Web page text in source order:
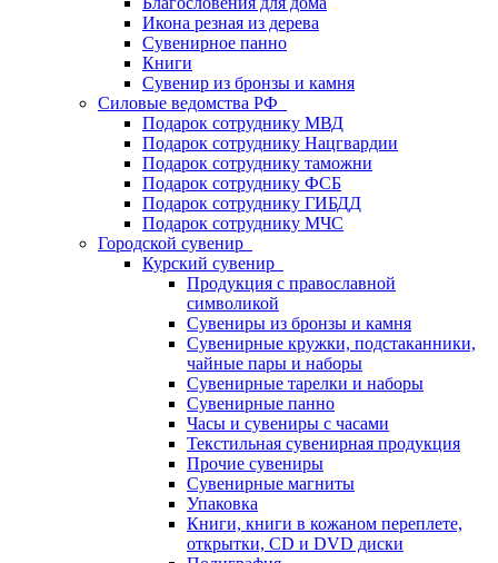
Икона резная из дерева
Сувенирное панно
Книги
Сувенир из бронзы и камня
Силовые ведомства РФ
Подарок сотруднику МВД
Подарок сотруднику Нацгвардии
Подарок сотруднику таможни
Подарок сотруднику ФСБ
Подарок сотруднику ГИБДД
Подарок сотруднику МЧС
Городской сувенир
Курский сувенир
Продукция с православной
символикой
Сувениры из бронзы и камня
Сувенирные кружки, подстаканники,
чайные пары и наборы
Сувенирные тарелки и наборы
Сувенирные панно
Часы и сувениры с часами
Текстильная сувенирная продукция
Прочие сувениры
Сувенирные магниты
Упаковка
Книги, книги в кожаном переплете,
открытки, CD и DVD диски